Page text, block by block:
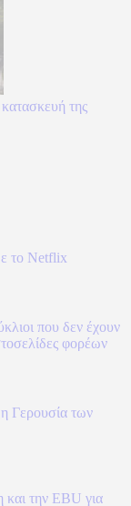
της
το Netflix
που δεν έχουν
φορέων
Γερουσία των
την EBU για